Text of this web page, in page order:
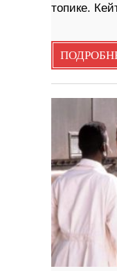
топике.